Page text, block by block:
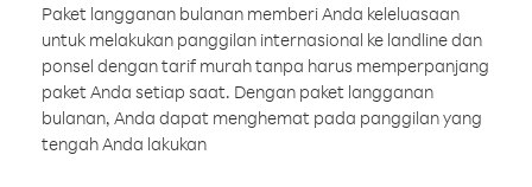
Paket langganan bulanan memberi Anda keleluasaan
untuk melakukan panggilan internasional ke landline dan
ponsel dengan tarif murah tanpa harus memperpanjang
paket Anda setiap saat. Dengan paket langganan
bulanan, Anda dapat menghemat pada panggilan yang
tengah Anda lakukan